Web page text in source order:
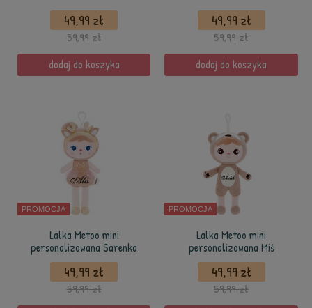
49,99 zł
59,99 zł
dodaj do koszyka
49,99 zł
59,99 zł
dodaj do koszyka
PROMOCJA
Lalka Metoo mini
personalizowana Sarenka
49,99 zł
59,99 zł
PROMOCJA
Lalka Metoo mini
personalizowana Miś
49,99 zł
59,99 zł